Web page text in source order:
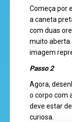
Começa por
a caneta
com duas
muito
imagem
Passo 2
Agora,
o corpo com
deve estar
curiosa.